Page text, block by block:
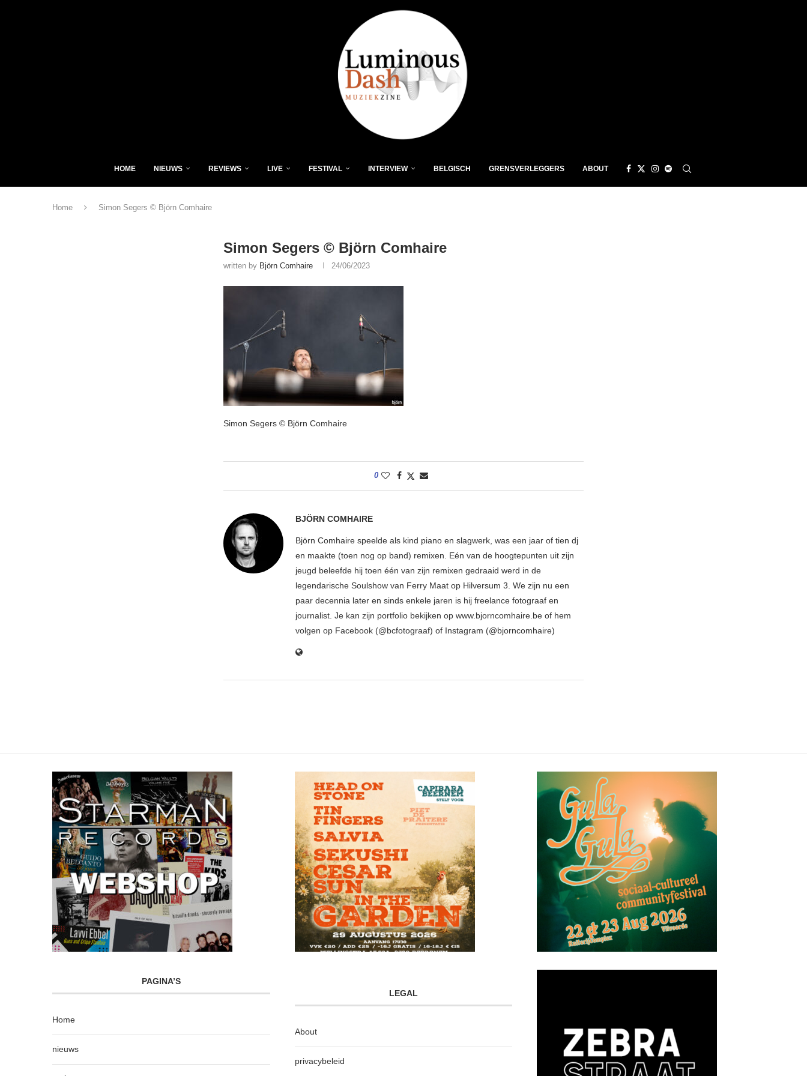
HOME NIEUWS REVIEWS LIVE FESTIVAL INTERVIEW BELGISCH GRENSVERLEGGERS ABOUT
Home Simon Segers © Björn Comhaire
Simon Segers © Björn Comhaire
written by Björn Comhaire 24/06/2023
Simon Segers © Björn Comhaire
0
BJÖRN COMHAIRE
Björn Comhaire speelde als kind piano en slagwerk, was een jaar of tien dj
en maakte (toen nog op band) remixen. Eén van de hoogtepunten uit zijn
jeugd beleefde hij toen één van zijn remixen gedraaid werd in de
legendarische Soulshow van Ferry Maat op Hilversum 3. We zijn nu een
paar decennia later en sinds enkele jaren is hij freelance fotograaf en
journalist. Je kan zijn portfolio bekijken op www.bjorncomhaire.be of hem
volgen op Facebook (@bcfotograaf) of Instagram (@bjorncomhaire)
PAGINA’S
Home
nieuws
LEGAL
About
privacybeleid